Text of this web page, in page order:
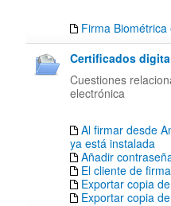
Firma
Certificados
Cuestiones
electrónica
Al firmar desde
ya está instalada
Añadir
El cliente de
Exportar copia
Exportar copia